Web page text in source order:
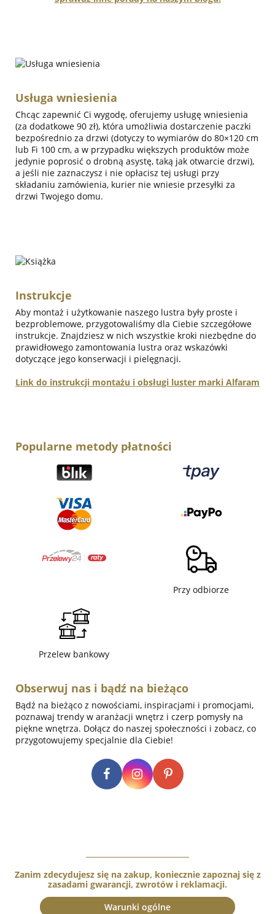
Usługa wniesienia
Chcąc zapewnić Ci wygodę, oferujemy usługę wniesienia
(za dodatkowe 90 zł), która umożliwia dostarczenie paczki
bezpośrednio za drzwi (dotyczy to wymiarów do 80×120 cm
lub Fi 100 cm, a w przypadku większych produktów może
jedynie poprosić o drobną asystę, taką jak otwarcie drzwi),
a jeśli nie zaznaczysz i nie opłacisz tej usługi przy
składaniu zamówienia, kurier nie wniesie przesyłki za
drzwi Twojego domu.
Instrukcje
Aby montaż i użytkowanie naszego lustra były proste i
bezproblemowe, przygotowaliśmy dla Ciebie szczegółowe
instrukcje. Znajdziesz w nich wszystkie kroki niezbędne do
prawidłowego zamontowania lustra oraz wskazówki
dotyczące jego konserwacji i pielęgnacji.
Link do instrukcji montażu i obsługi luster marki Alfaram
Obserwuj nas i bądź na bieżąco
Bądź na bieżąco z nowościami, inspiracjami i promocjami,
poznawaj trendy w aranżacji wnętrz i czerp pomysły na
piękne wnętrza. Dołącz do naszej społeczności i zobacz, co
przygotowujemy specjalnie dla Ciebie!
Popularne metody płatności
Przy odbiorze
Przelew bankowy
Zanim zdecydujesz się na zakup, koniecznie zapoznaj się z
zasadami gwarancji, zwrotów i reklamacji.
Warunki ogólne